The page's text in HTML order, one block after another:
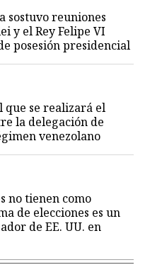
sostuvo reuniones
y el Rey Felipe VI
posesión presidencial
que se realizará el
la delegación de
venezolano
no tienen como
de elecciones es un
de EE. UU. en